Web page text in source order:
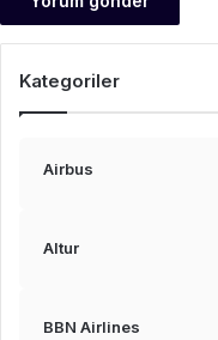
Kategoriler
Airbus
Altur
BBN Airlines